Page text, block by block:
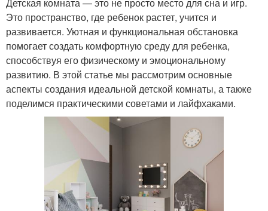
Это пространство, где ребенок растет, учится и
развивается. Уютная и функциональная обстановка
помогает создать комфортную среду для ребенка,
способствуя его физическому и эмоциональному
развитию. В этой статье мы рассмотрим основные
аспекты создания идеальной детской комнаты, а также
поделимся практическими советами и лайфхаками.